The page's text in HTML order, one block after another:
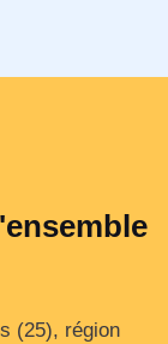
(25), région